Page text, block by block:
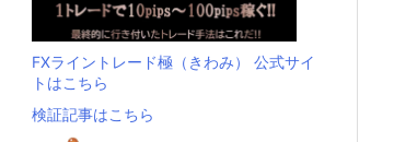
FXライントレード極（きわみ） 公式サイ
トはこちら
検証記事はこちら